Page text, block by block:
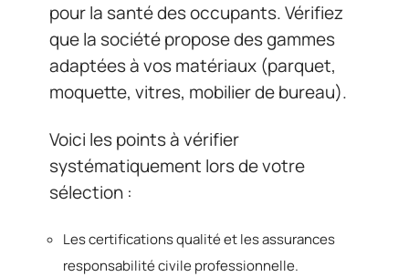
pour la santé des occupants. Vérifiez
que la société propose des gammes
adaptées à vos matériaux (parquet,
moquette, vitres, mobilier de bureau).
Voici les points à vérifier
systématiquement lors de votre
sélection :
Les certifications qualité et les assurances
responsabilité civile professionnelle.